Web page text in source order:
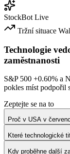
StockBot Live
Tržní situace
Technologie
zaměstnanosti
S&P 500 +0.60% a
pokles míst podpořil
Zeptejte se na to
Proč v USA v
Které technologické
Kdy proběhne další